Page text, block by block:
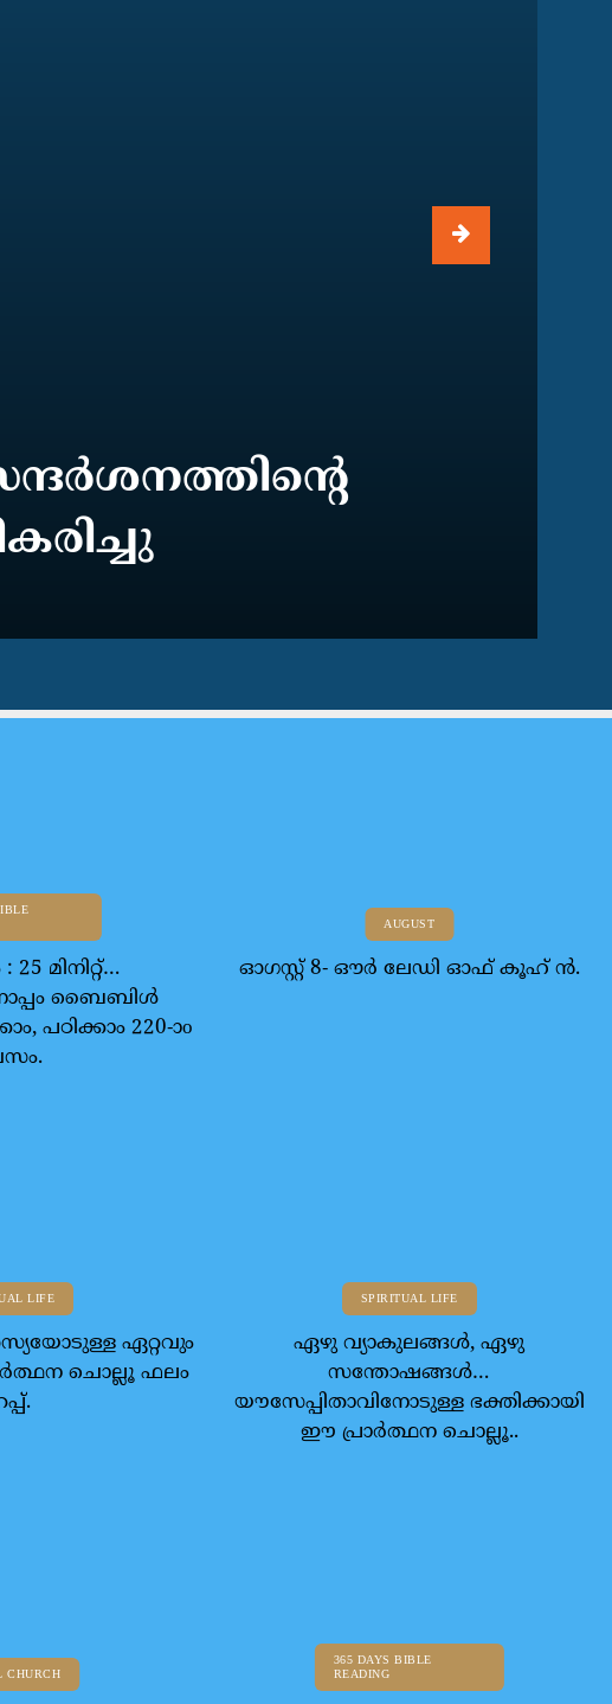
25 മിനിറ്റ്…
ബൈബിൾ
പഠിക്കാം 220-ാo
AUGUST
ഓഗസ്റ്റ് 8- ഔര്‍ ലേഡി ഓഫ് കൂഹ് ന്‍.
LIFE
ഏറ്റവും
ചൊല്ലൂ ഫലം
SPIRITUAL LIFE
ഏഴു വ്യാകുലങ്ങള്‍, ഏഴു
സന്തോഷങ്ങള്‍…
യൗസേപ്പിതാവിനോടുള്ള ഭക്തിക്കായി
ഈ പ്രാര്‍ത്ഥന ചൊല്ലൂ..
CHURCH
365 DAYS BIBLE
READING